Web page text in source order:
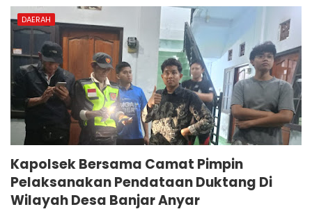
DAERAH
Kapolsek Bersama Camat Pimpin
Pelaksanakan Pendataan Duktang Di
Wilayah Desa Banjar Anyar